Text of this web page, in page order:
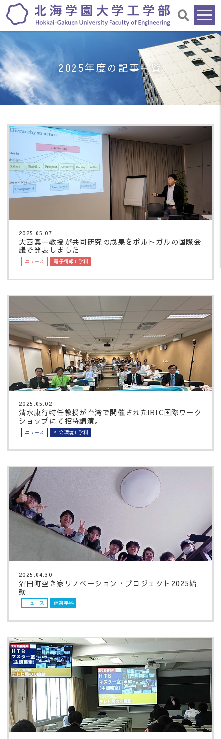
2025年度の記事一覧
2025.05.07
大西真一教授が共同研究の成果をポルトガルの国際会
議で発表しました
ニュース 電子情報工学科
2025.05.02
清水康行特任教授が台湾で開催されたiRIC国際ワーク
ショップにて招待講演。
ニュース 社会環境工学科
2025.04.30
沼田町空き家リノベーション・プロジェクト2025始
動
ニュース 建築学科